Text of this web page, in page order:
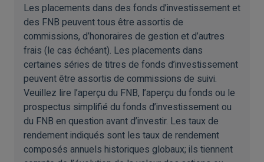
Les placements dans des fonds d’investissement et
des FNB peuvent tous être assortis de
commissions, d’honoraires de gestion et d’autres
frais (le cas échéant). Les placements dans
certaines séries de titres de fonds d’investissement
peuvent être assortis de commissions de suivi.
Veuillez lire l’aperçu du FNB, l’aperçu du fonds ou le
prospectus simplifié du fonds d’investissement ou
du FNB en question avant d’investir. Les taux de
rendement indiqués sont les taux de rendement
composés annuels historiques globaux; ils tiennent